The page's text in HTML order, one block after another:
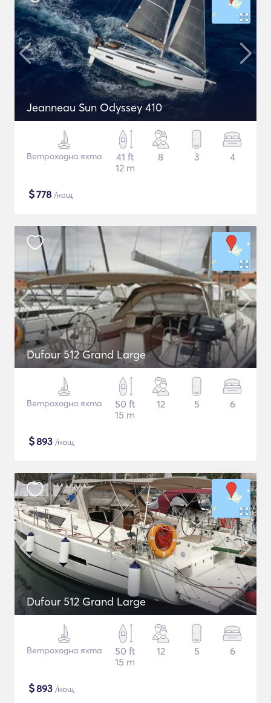
Jeanneau Sun Odyssey 410
Ветроходна яхта
41 ft
12 m
8 3 4
$778 /нощ
Dufour 512 Grand Large
Ветроходна яхта
50 ft
15 m
12 5 6
$893 /нощ
Dufour 512 Grand Large
Ветроходна яхта
50 ft
15 m
12 5 6
$893 /нощ